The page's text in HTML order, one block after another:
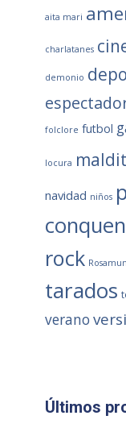
aita mari
charlatanes
demonio
folclore futbol
locura
navidad niños
rock
tarados
verano
Últimos